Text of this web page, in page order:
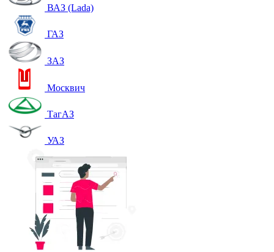
ВАЗ (Lada)
ГАЗ
ЗАЗ
Москвич
ТагАЗ
УАЗ